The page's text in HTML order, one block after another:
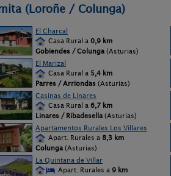
(Loroñe / Colunga)
El Charcal
Casa Rural a 0,9 km
Gobiendes / Colunga (Asturias)
El Marizal
Casa Rural a 5,4 km
Parres / Arriondas (Asturias)
Casinas de Linares
Casa Rural a 6,7 km
Linares / Ribadesella (Asturias)
Apartamentos Rurales Los Villares
Apart. Rurales a 8,3 km
Colunga (Asturias)
La Quintana de Villar
Apart. Rurales a 9 km